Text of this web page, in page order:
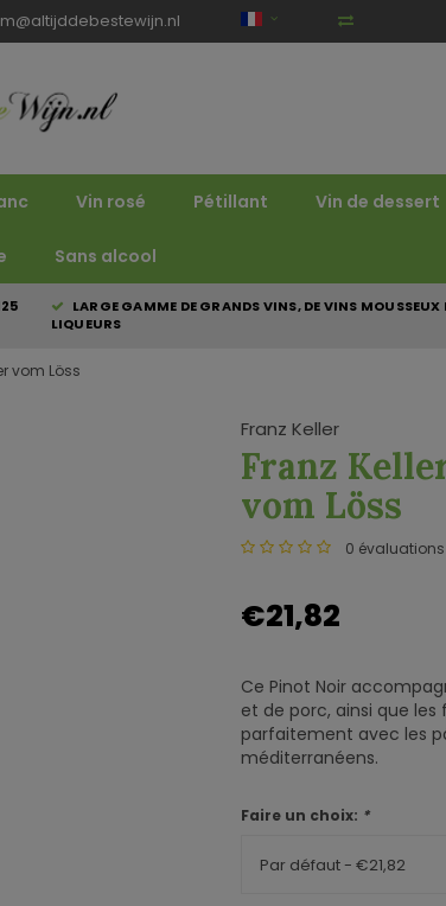
Vin rosé Pétillant Vin de dessert
Sans alcool
LARGE GAMME DE GRANDS VINS, DE VINS MOUSSEUX
LIQUEURS
vom Löss
Franz Keller
Franz
vom Löss
0
€21,82
Ce Pinot Noir
et de porc, ainsi que
parfaitement avec les
méditerranéens.
Faire un choix: *
Par défaut - €21,82